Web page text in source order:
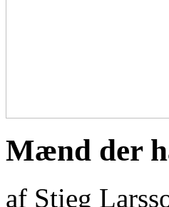
Mænd der
af Stieg